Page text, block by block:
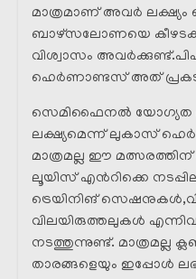
മാത്രമാണ് അവർ ലക്ഷ്യം
ബാഴ്സലോണയെ
വിശ്വാസം
ഹെർണാണ്ടസ് അത്
സെമിഫൈനൽ യോഗ്യത
ലക്ഷ്യമെന്ന് ലുകാസ്
മാത്രമല്ല ഈ മത്സരത്തിന്
ലൂയിസ് എൻറിക്കെ
ട്രെയിനിങ്
വിലയിരുത്തലുകൾ
നടത്തുന്നുണ്ട്. മാത്രമല്ല
താരങ്ങളെയും ഇപ്പോൾ